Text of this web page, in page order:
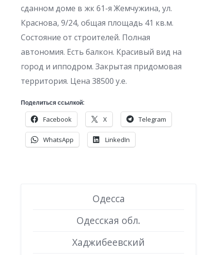
сданном доме в жк 61-я Жемчужина, ул.
Краснова, 9/24, общая площадь 41 кв.м.
Состояние от строителей. Полная
автономия. Есть балкон. Красивый вид на
город и ипподром. Закрытая придомовая
территория. Цена 38500 у.е.
Поделиться ссылкой:
Facebook X Telegram
WhatsApp LinkedIn
Одесса
Одесская обл.
Хаджибеевский